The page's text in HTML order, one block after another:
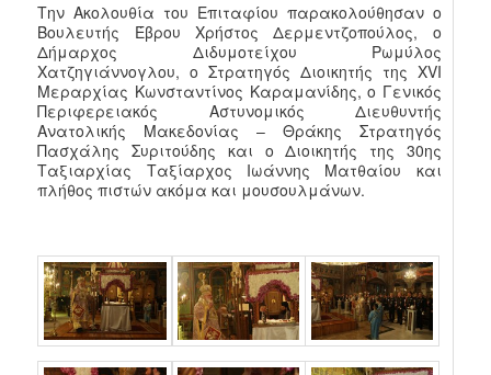
Την Ακολουθία του Επιταφίου παρακολούθησαν ο
Βουλευτής Έβρου Χρήστος Δερμεντζοπούλος, ο
Δήμαρχος Διδυμοτείχου Ρωμύλος
Χατζηγιάννογλου, ο Στρατηγός Διοικητής της XVI
Μεραρχίας Κωνσταντίνος Καραμανίδης, ο Γενικός
Περιφερειακός Αστυνομικός Διευθυντής
Ανατολικής Μακεδονίας – Θράκης Στρατηγός
Πασχάλης Συριτούδης και ο Διοικητής της 30ης
Ταξιαρχίας Ταξίαρχος Ιωάννης Ματθαίου και
πλήθος πιστών ακόμα και μουσουλμάνων.